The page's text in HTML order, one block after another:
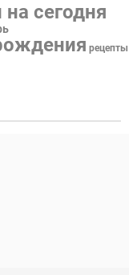
на сегодня
рецепты